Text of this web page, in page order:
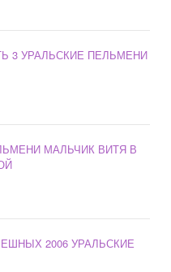
3 УРАЛЬСКИЕ ПЕЛЬМЕНИ
МАЛЬЧИК ВИТЯ В
2006 УРАЛЬСКИЕ